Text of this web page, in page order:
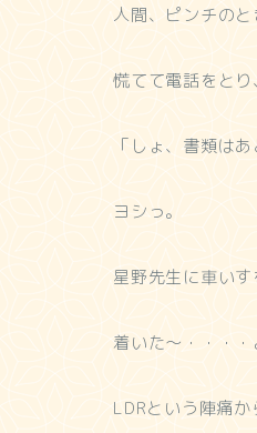
人間、ピンチの
慌てて電話をとり
「しょ、書類は
ヨシっ。
星野先生に車いす
着いた～・・・・
LDRという陣痛